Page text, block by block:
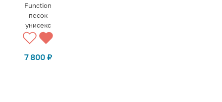
Function
песок
унисекс
7 800 ₽